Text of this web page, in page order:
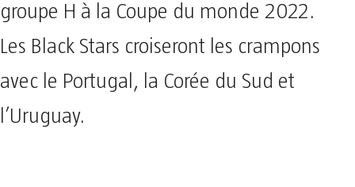
groupe H à la Coupe du monde 2022.
Les Black Stars croiseront les crampons
avec le Portugal, la Corée du Sud et
l’Uruguay.